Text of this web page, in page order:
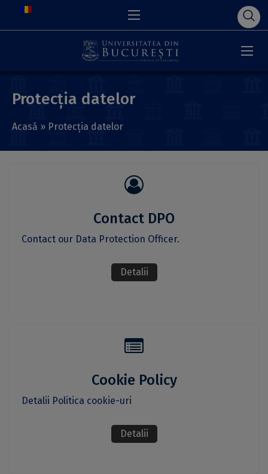
Protecția datelor
Acasă » Protecția datelor
Contact DPO
Contact our Data Protection Officer.
Detalii
Cookie Policy
Detalii Politica cookie-uri
Detalii